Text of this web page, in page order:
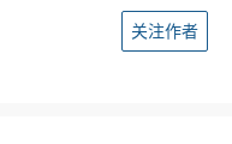
关注作者